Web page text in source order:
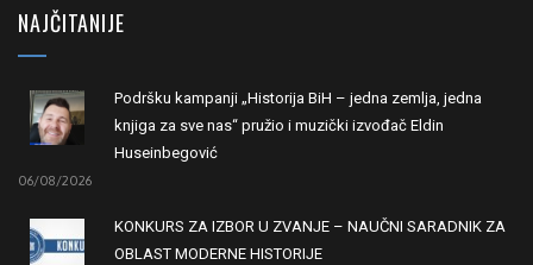
NAJČITANIJE
Podršku kampanji „Historija BiH – jedna zemlja, jedna
knjiga za sve nas“ pružio i muzički izvođač Eldin
Huseinbegović
06/08/2026
KONKURS ZA IZBOR U ZVANJE – NAUČNI SARADNIK ZA
OBLAST MODERNE HISTORIJE